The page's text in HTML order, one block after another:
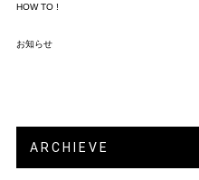
HOW TO !
お知らせ
ARCHIEVE